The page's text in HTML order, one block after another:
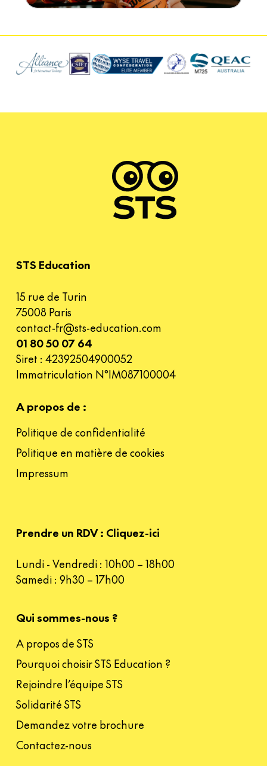
STS Education
15 rue de Turin
75008 Paris
contact-fr@sts-education.com
01 80 50 07 64
Siret : 42392504900052
Immatriculation N°IM087100004
A propos de :
Politique de confidentialité
Politique en matière de cookies
Impressum
Prendre un RDV : Cliquez-ici
Lundi - Vendredi : 10h00 – 18h00
Samedi : 9h30 – 17h00
Qui sommes-nous ?
A propos de STS
Pourquoi choisir STS Education ?
Rejoindre l’équipe STS
Solidarité STS
Demandez votre brochure
Contactez-nous